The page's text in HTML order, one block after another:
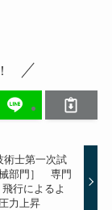
術士第一次試
部門］ 専門
行によるよ
力上昇